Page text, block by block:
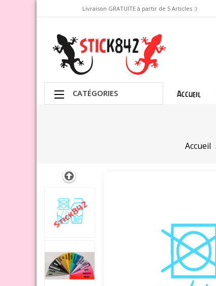
Livraison GRATUITE à partir de 5 Articles :)
Accueil
CATÉGORIES
Accueil